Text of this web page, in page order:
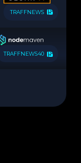
TRAFFNEWS
TRAFFNEWS40